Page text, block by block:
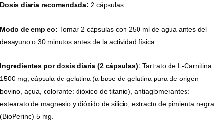
Dosis diaria recomendada: 2 cápsulas
Modo de empleo: Tomar 2 cápsulas con 250 ml de agua antes del
desayuno o 30 minutos antes de la actividad física. .
Ingredientes por dosis diaria (2 cápsulas): Tartrato de L-Carnitina
1500 mg, cápsula de gelatina (a base de gelatina pura de origen
bovino, agua, colorante: dióxido de titanio), antiaglomerantes:
estearato de magnesio y dióxido de silicio; extracto de pimienta negra
(BioPerine) 5 mg.